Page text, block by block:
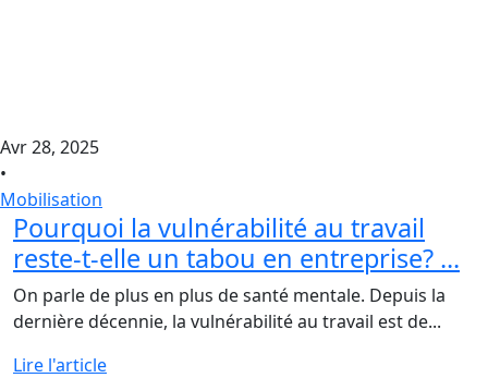
Avr 28, 2025
•
Mobilisation
Pourquoi la vulnérabilité au travail
reste-t-elle un tabou en entreprise? ...
On parle de plus en plus de santé mentale. Depuis la
dernière décennie, la vulnérabilité au travail est de...
Lire l'article